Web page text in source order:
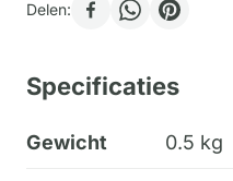
Delen:
Specificaties
Gewicht 0.5 kg